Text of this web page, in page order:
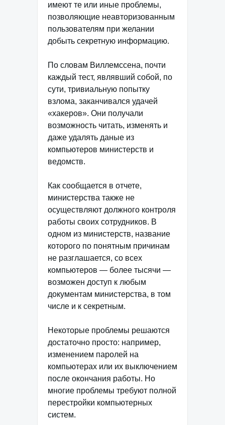
имеют те или иные проблемы,
позволяющие неавторизованным
пользователям при желании
добыть секретную информацию.
По словам Виллемссена, почти
каждый тест, являвший собой, по
сути, тривиальную попытку
взлома, заканчивался удачей
«хакеров». Они получали
возможность читать, изменять и
даже удалять даные из
компьютеров министерств и
ведомств.
Как сообщается в отчете,
министерства также не
осуществляют должного контроля
работы своих сотрудников. В
одном из министерств, название
которого по понятным причинам
не разглашается, со всех
компьютеров — более тысячи —
возможен доступ к любым
документам министерства, в том
числе и к секретным.
Некоторые проблемы решаются
достаточно просто: например,
изменением паролей на
компьютерах или их выключением
после окончания работы. Но
многие проблемы требуют полной
перестройки компьютерных
систем.